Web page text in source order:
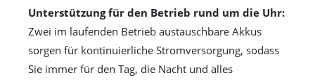
Unterstützung für den Betrieb rund um die Uhr:
Zwei im laufenden Betrieb austauschbare Akkus
sorgen für kontinuierliche Stromversorgung, sodass
Sie immer für den Tag, die Nacht und alles